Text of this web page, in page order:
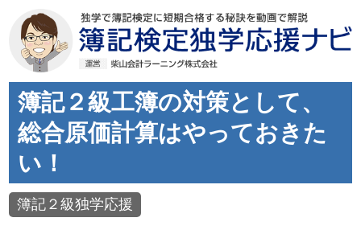
簿記２級工簿の対策として、
総合原価計算はやっておきた
い！
簿記２級独学応援